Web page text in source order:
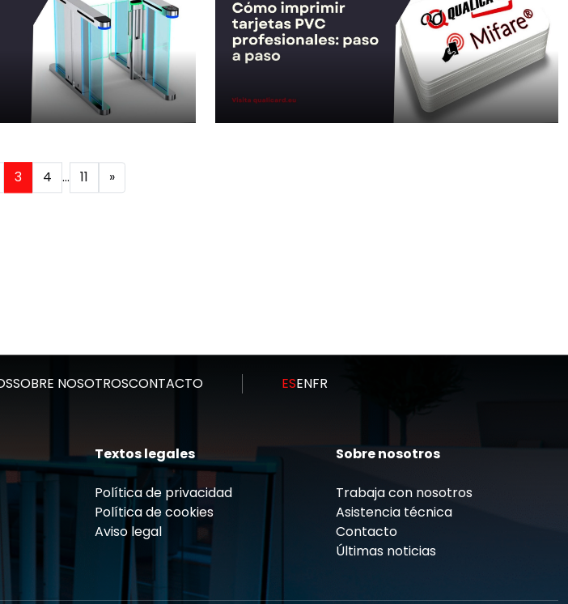
resultados
Ir al Post
el mejor torno
3 4 … 11 »
SOBRE NOSOTROSCONTACTO ESENFR
Textos legales
Política de privacidad
Política de cookies
Aviso legal
Sobre nosotros
Trabaja con nosotros
Asistencia técnica
Contacto
Últimas noticias